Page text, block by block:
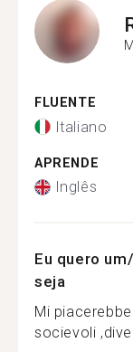
FLUENTE
Italiano
APRENDE
Inglês
Eu quero
seja
Mi
socievoli